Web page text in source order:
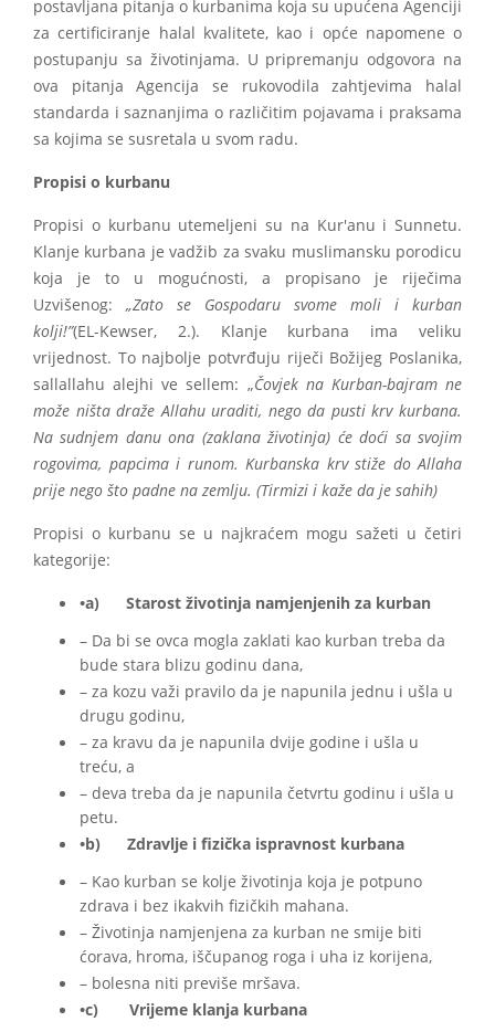
postavljana pitanja o kurbanima koja su upućena Agenciji
za certificiranje halal kvalitete, kao i opće napomene o
postupanju sa životinjama. U pripremanju odgovora na
ova pitanja Agencija se rukovodila zahtjevima halal
standarda i saznanjima o različitim pojavama i praksama
sa kojima se susretala u svom radu.
Propisi o kurbanu
Propisi o kurbanu utemeljeni su na Kur'anu i Sunnetu.
Klanje kurbana je vadžib za svaku muslimansku porodicu
koja je to u mogućnosti, a propisano je riječima
Uzvišenog: „Zato se Gospodaru svome moli i kurban
kolji!”(EL-Kewser, 2.). Klanje kurbana ima veliku
vrijednost. To najbolje potvrđuju riječi Božijeg Poslanika,
sallallahu alejhi ve sellem: „Čovjek na Kurban-bajram ne
može ništa draže Allahu uraditi, nego da pusti krv kurbana.
Na sudnjem danu ona (zaklana životinja) će doći sa svojim
rogovima, papcima i runom. Kurbanska krv stiže do Allaha
prije nego što padne na zemlju. (Tirmizi i kaže da je sahih)
Propisi o kurbanu se u najkraćem mogu sažeti u četiri
kategorije:
•a) Starost životinja namjenjenih za kurban
– Da bi se ovca mogla zaklati kao kurban treba da
bude stara blizu godinu dana,
– za kozu važi pravilo da je napunila jednu i ušla u
drugu godinu,
– za kravu da je napunila dvije godine i ušla u
treću, a
– deva treba da je napunila četvrtu godinu i ušla u
petu.
•b) Zdravlje i fizička ispravnost kurbana
– Kao kurban se kolje životinja koja je potpuno
zdrava i bez ikakvih fizičkih mahana.
– Životinja namjenjena za kurban ne smije biti
ćorava, hroma, iščupanog roga i uha iz korijena,
– bolesna niti previše mršava.
•c) Vrijeme klanja kurbana